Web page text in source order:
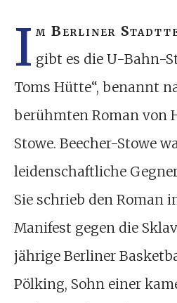
I m Berliner
gibt es die U-Bahn-
Toms Hütte“, benannt
berühmten Roman von
Stowe. Beecher-Stowe
leidenschaftliche
Sie schrieb den Roman
Manifest gegen die
jährige Berliner
Pölking, Sohn einer